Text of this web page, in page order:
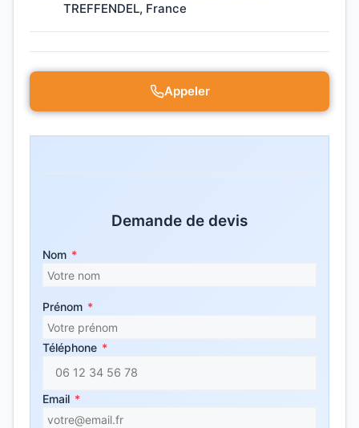
TREFFENDEL, France
Appeler
Demande de devis
Nom *
Prénom *
Téléphone *
Email *